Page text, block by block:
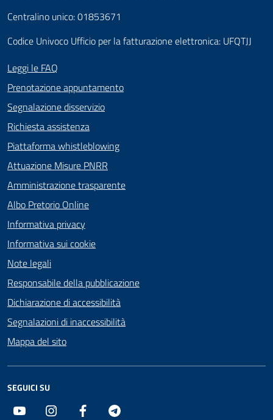
Centralino unico: 01853671
Codice Univoco Ufficio per la fatturazione elettronica: UFQTJJ
Leggi le FAQ
Prenotazione appuntamento
Segnalazione disservizio
Richiesta assistenza
Piattaforma whistleblowing
Attuazione Misure PNRR
Amministrazione trasparente
Albo Pretorio Online
Informativa privacy
Informativa sui cookie
Note legali
Responsabile della pubblicazione
Dichiarazione di accessibilità
Segnalazioni di inaccessibilità
Mappa del sito
SEGUICI SU
Youtube Instagram Facebook